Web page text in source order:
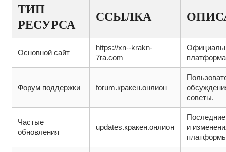
ТИП
РЕСУРСА
ССЫЛКА
Основной сайт
https://xn--krakn-
7ra.com
Форум поддержки forum.кракен.онлион
советы.
Частые
обновления
updates.кракен.онлион
и